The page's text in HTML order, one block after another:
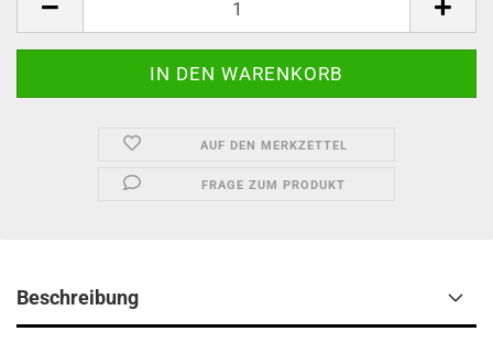
AUF DEN MERKZETTEL
FRAGE ZUM PRODUKT
Beschreibung